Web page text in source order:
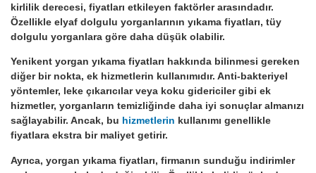
kirlilik derecesi, fiyatları etkileyen faktörler arasındadır.
Özellikle elyaf dolgulu yorganlarının yıkama fiyatları, tüy
dolgulu yorganlara göre daha düşük olabilir.
Yenikent yorgan yıkama fiyatları hakkında bilinmesi gereken
diğer bir nokta, ek hizmetlerin kullanımıdır. Anti-bakteriyel
yöntemler, leke çıkarıcılar veya koku gidericiler gibi ek
hizmetler, yorganların temizliğinde daha iyi sonuçlar almanızı
sağlayabilir. Ancak, bu hizmetlerin kullanımı genellikle
fiyatlara ekstra bir maliyet getirir.
Ayrıca, yorgan yıkama fiyatları, firmanın sunduğu indirimler